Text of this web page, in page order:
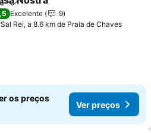
Adicionar aos favoritos
Excelente
9
Sal Rei, a 8.6 km de Praia de Chaves
os preços
Ver preços